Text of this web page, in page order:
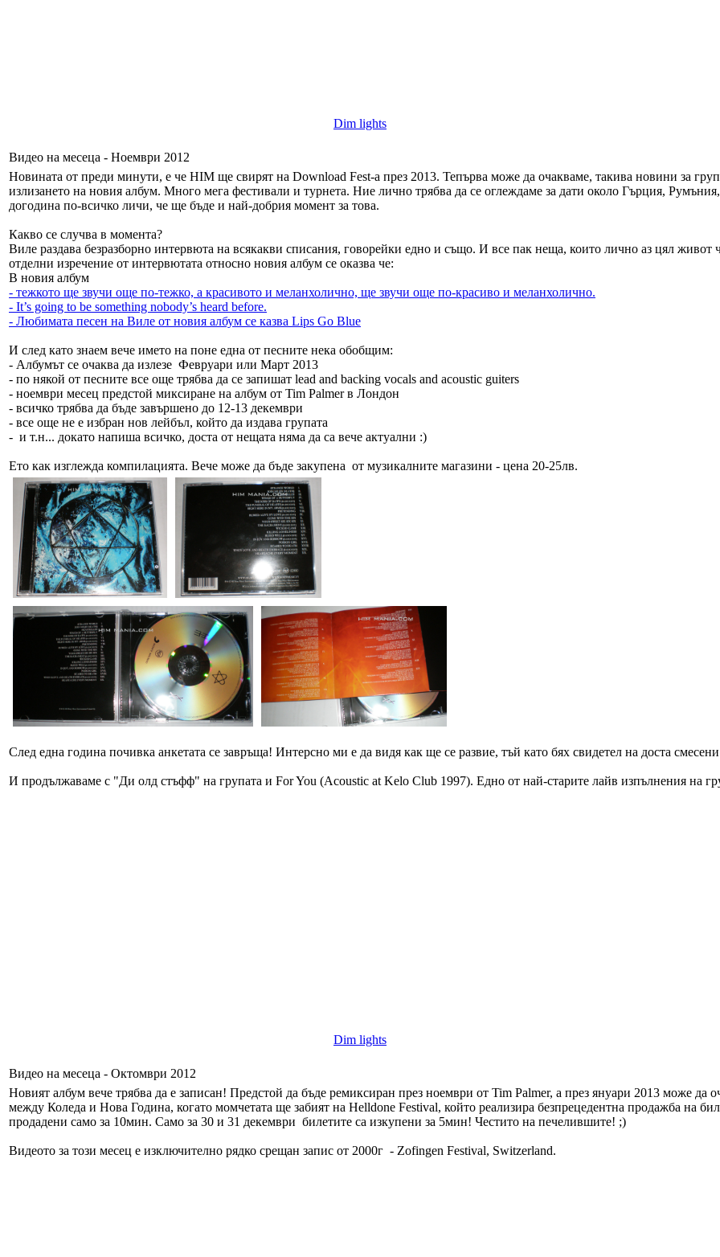
Dim lights
Видео на месеца - Ноември 2012
Новината от преди минути, е че HIM ще свирят на Download Fest-a през 2013. Тепърва може да очакваме, такива новини за
излизането на новия албум. Много мега фестивали и турнета. Ние лично трябва да се оглеждаме за дати около Гърция,
догодина по-всичко личи, че ще бъде и най-добрия момент за това.
Какво се случва в момента?
Виле раздава безразборно интервюта на всякакви списания, говорейки едно и също. И все пак неща, които лично аз цял живот
отделни изречение от интервютата относно новия албум се оказва че:
В новия албум
- тежкото ще звучи още по-тежко, а красивото и меланхолично, ще звучи още по-красиво и меланхолично.
- It’s going to be something nobody’s heard before.
- Любимата песен на Виле от новия албум се казва Lips Go Blue
И след като знаем вече името на поне една от песните нека обобщим:
- Албумът се очаква да излезе Февруари или Март 2013
- по някой от песните все още трябва да се запишат lead and backing vocals and acoustic guiters
- ноември месец предстой миксиране на албум от Tim Palmer в Лондон
- всичко трябва да бъде завършено до 12-13 декември
- все още не е избран нов лейбъл, който да издава групата
- и т.н... докато напиша всичко, доста от нещата няма да са вече актуални :)
Ето как изглежда компилацията. Вече може да бъде закупена от музикалните магазини - цена 20-25лв.
След една година почивка анкетата се завръща! Интерсно ми е да видя как ще се развие, тъй като бях свидетел на доста
И продължаваме с "Ди олд стъфф" на групата и For You (Acoustic at Kelo Club 1997). Едно от най-старите лайв изпълнения на
Dim lights
Видео на месеца - Октомври 2012
Новият албум вече трябва да е записан! Предстой да бъде ремиксиран през ноември от Tim Palmer, а през януари 2013 може
между Коледа и Нова Година, когато момчетата ще забият на Helldone Festival, който реализира безпрецедентна продажба на
продадени само за 10мин. Само за 30 и 31 декември билетите са изкупени за 5мин! Честито на печелившите! ;)
Видеото за този месец е изключително рядко срещан запис от 2000г - Zofingen Festival, Switzerland.